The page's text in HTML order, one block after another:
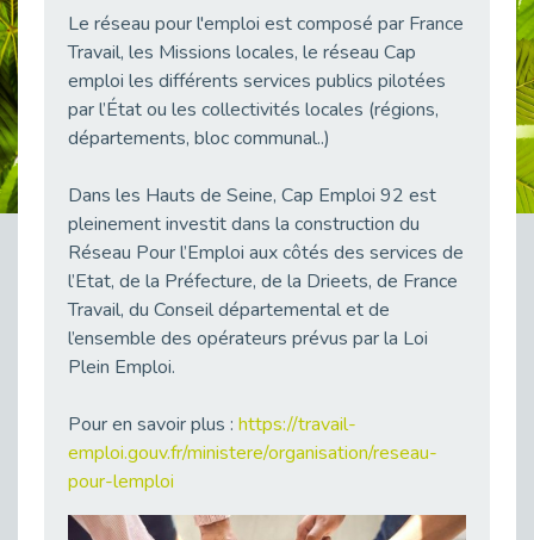
38 vidéos pour comprendre et agir durablement
Publié le 04/05/2026
Le taux d’emploi direct dans la fonction publique dépasse 6 % en 2025
Publié le 04/05/2026
Témoignage : Le parcours de Marc, 44 ans
Publié le 30/04/2026
L’Aménagement Raisonnable : Un Levier pour l’Équité
Publié le 29/04/2026
Optimiser son CV lorsqu’on est en situation de handicap
Publié le 29/04/2026
Publié le 27/04/2026
Mobilisation pour l’alternance et le handicap
Le réseau pour l'emploi est composé par France
Travail, les Missions locales, le réseau Cap
emploi les différents services publics pilotées
par l’État ou les collectivités locales (régions,
départements, bloc communal..)
Dans les Hauts de Seine, Cap Emploi 92 est
pleinement investit dans la construction du
Réseau Pour l’Emploi aux côtés des services de
l’Etat, de la Préfecture, de la Drieets, de France
Travail, du Conseil départemental et de
l’ensemble des opérateurs prévus par la Loi
Plein Emploi.
Pour en savoir plus : https://travail-
emploi.gouv.fr/ministere/organisation/reseau-
pour-lemploi